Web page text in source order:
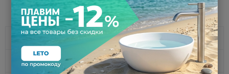
Описание
Характеристики